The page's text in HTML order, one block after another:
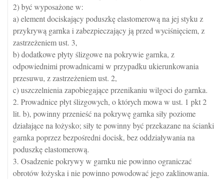
2) być wyposażone w:
a) element dociskający poduszkę elastomerową na jej styku z
przykrywą garnka i zabezpieczający ją przed wyciśnięciem, z
zastrzeżeniem ust. 3,
b) dodatkowe płyty ślizgowe na pokrywie garnka, z
odpowiednimi prowadnicami w przypadku ukierunkowania
przesuwu, z zastrzeżeniem ust. 2,
c) uszczelnienia zapobiegające przenikaniu wilgoci do garnka.
2. Prowadnice płyt ślizgowych, o których mowa w ust. 1 pkt 2
lit. b), powinny przenieść na pokrywę garnka siły poziome
działające na łożysko; siły te powinny być przekazane na ścianki
garnka poprzez bezpośredni docisk, bez oddziaływania na
poduszkę elastomerową.
3. Osadzenie pokrywy w garnku nie powinno ograniczać
obrotów łożyska i nie powinno powodować jego zaklinowania.